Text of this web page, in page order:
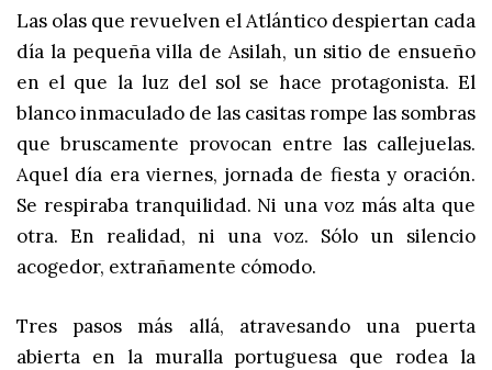
Las olas que revuelven el Atlántico despiertan cada
día la pequeña villa de Asilah, un sitio de ensueño
en el que la luz del sol se hace protagonista. El
blanco inmaculado de las casitas rompe las sombras
que bruscamente provocan entre las callejuelas.
Aquel día era viernes, jornada de fiesta y oración.
Se respiraba tranquilidad. Ni una voz más alta que
otra. En realidad, ni una voz. Sólo un silencio
acogedor, extrañamente cómodo.
Tres pasos más allá, atravesando una puerta
abierta en la muralla portuguesa que rodea la